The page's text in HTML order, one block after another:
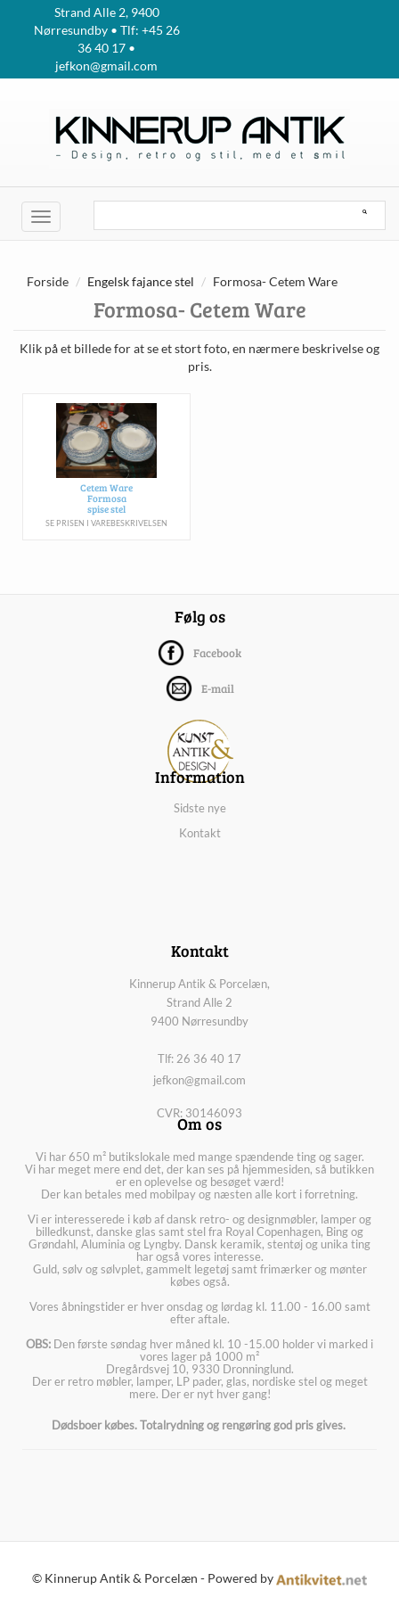
Strand Alle 2, 9400
Nørresundby • Tlf: +45 26
36 40 17 •
jefkon@gmail.com
Toggle
navigation
Forside Engelsk fajance stel Formosa- Cetem Ware
Formosa- Cetem Ware
Klik på et billede for at se et stort foto, en nærmere beskrivelse og
pris.
Cetem Ware
Formosa
spise stel
SE PRISEN I VAREBESKRIVELSEN
Følg os
Facebook
E-mail
Information
Sidste nye
Kontakt
Kontakt
Kinnerup Antik & Porcelæn,
Strand Alle 2
9400 Nørresundby
Tlf: 26 36 40 17
jefkon@gmail.com
CVR: 30146093
Om os
Vi har 650 m² butikslokale med mange spændende ting og sager.
Vi har meget mere end det, der kan ses på hjemmesiden, så butikken
er en oplevelse og besøget værd!
Der kan betales med mobilpay og næsten alle kort i forretning.
Vi er interesserede i køb af dansk retro- og designmøbler, lamper og
billedkunst, danske glas samt stel fra Royal Copenhagen, Bing og
Grøndahl, Aluminia og Lyngby. Dansk keramik, stentøj og unika ting
har også vores interesse.
Guld, sølv og sølvplet, gammelt legetøj samt frimærker og mønter
købes også.
Vores åbningstider er hver onsdag og lørdag kl. 11.00 - 16.00 samt
efter aftale.
OBS: Den første søndag hver måned kl. 10 -15.00 holder vi marked i
vores lager på 1000 m²
Dregårdsvej 10, 9330 Dronninglund.
Der er retro møbler, lamper, LP pader, glas, nordiske stel og meget
mere. Der er nyt hver gang!
Dødsboer købes. Totalrydning og rengøring god pris gives.
© Kinnerup Antik & Porcelæn - Powered by